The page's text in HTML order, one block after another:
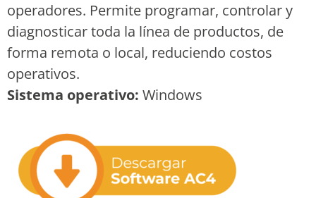
operadores. Permite programar, controlar y
diagnosticar toda la línea de productos, de
forma remota o local, reduciendo costos
operativos.
Sistema operativo: Windows